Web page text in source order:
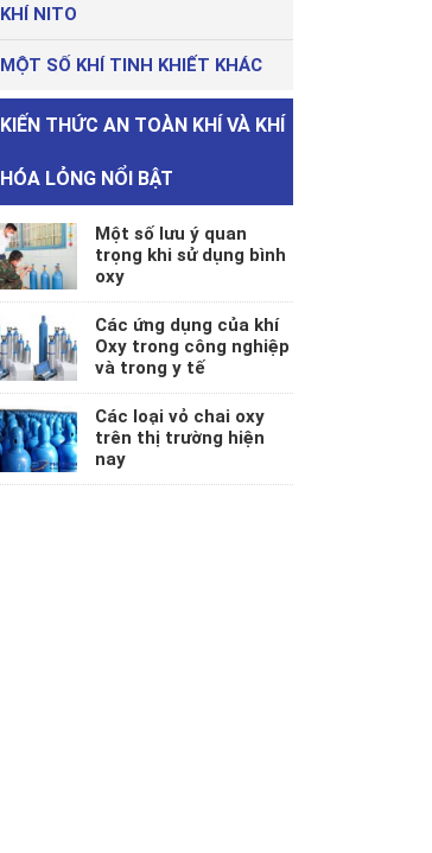
KHÍ NITO
MỘT SỐ KHÍ TINH KHIẾT KHÁC
KIẾN THỨC AN TOÀN KHÍ VÀ KHÍ
HÓA LỎNG NỔI BẬT
Một số lưu ý quan
trọng khi sử dụng bình
oxy
Các ứng dụng của khí
Oxy trong công nghiệp
và trong y tế
Các loại vỏ chai oxy
trên thị trường hiện
nay